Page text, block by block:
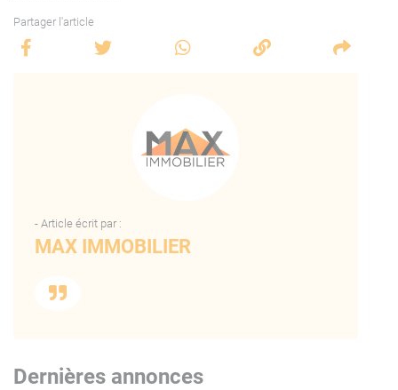
Partager l'article
- Article écrit par :
MAX IMMOBILIER
Dernières annonces